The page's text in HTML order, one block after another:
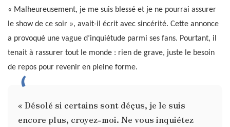
« Malheureusement, je me suis blessé et je ne pourrai assurer
le show de ce soir », avait-il écrit avec sincérité. Cette annonce
a provoqué une vague d’inquiétude parmi ses fans. Pourtant, il
tenait à rassurer tout le monde : rien de grave, juste le besoin
de repos pour revenir en pleine forme.
« Désolé si certains sont déçus, je le suis
encore plus, croyez-moi. Ne vous inquiétez